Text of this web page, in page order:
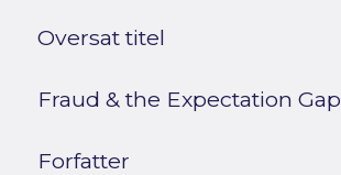
Oversat titel
Fraud & the Expectation Gap
Forfatter